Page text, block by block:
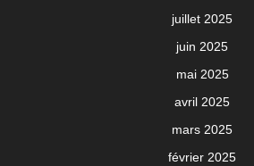
juillet 2025
juin 2025
mai 2025
avril 2025
mars 2025
février 2025